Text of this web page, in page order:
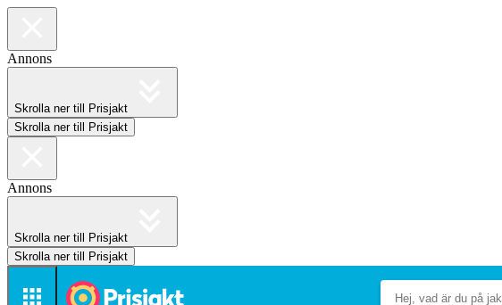
Annons
Skrolla ner till Prisjakt
Skrolla ner till Prisjakt
Annons
Skrolla ner till Prisjakt
Skrolla ner till Prisjakt